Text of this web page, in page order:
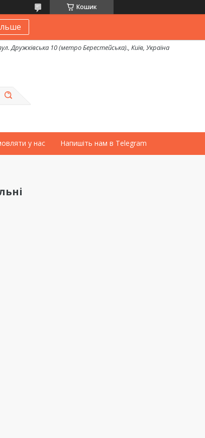
Кошик
Дружківська 10 (метро Берестейська)., Київ, Україна
у нас Напишіть нам в Telegram